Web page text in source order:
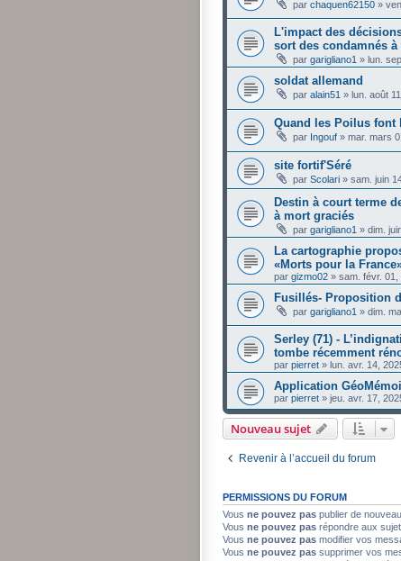
par chaquen62150 »
L'impact des
sort des condamnés à
par garigliano1 » lun.
soldat allemand
par alain51 » lun. août
Quand les Poilus font
par Ingouf » mar. mars
site fortif'Séré
par Scolari » sam. juin
Destin à court terme
à mort graciés
par garigliano1 » dim.
La cartographie
«Morts pour la
par gizmo02 » sam. févr. 01,
Fusillés- Proposition
par garigliano1 » dim.
Serley (71) -
tombe récemment
par pierret » lun. avr. 14,
Application
par pierret » jeu. avr. 17,
Nouveau sujet
Revenir à l’accueil du forum
PERMISSIONS DU FORUM
Vous ne pouvez pas publier de
Vous ne pouvez pas répondre aux
Vous ne pouvez pas modifier vos
Vous ne pouvez pas supprimer vos